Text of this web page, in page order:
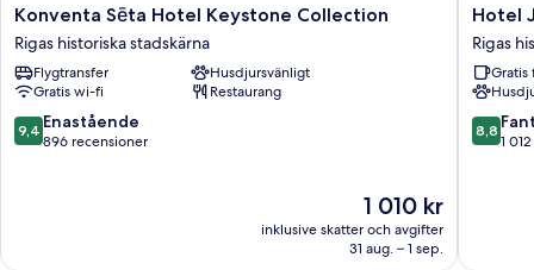
Konventa
Sēta
Hotel
Keystone
Collection
Rigas
historiska
Konventa Sēta Hotel Keystone Collection
Rigas historiska stadskärna
Flygtransfer
Husdjursvänligt
Gratis wi-fi
Restaurang
9.4
av
9,4 Enastående
896 recensioner
Priset
är
1 010 kr
1 010 kr
inklusive skatter och avgifter
31 aug. – 1 sep.
Hotel
Justus
Rigas
Hotel
Rigas
Gratis
8.8
av
8,8
1